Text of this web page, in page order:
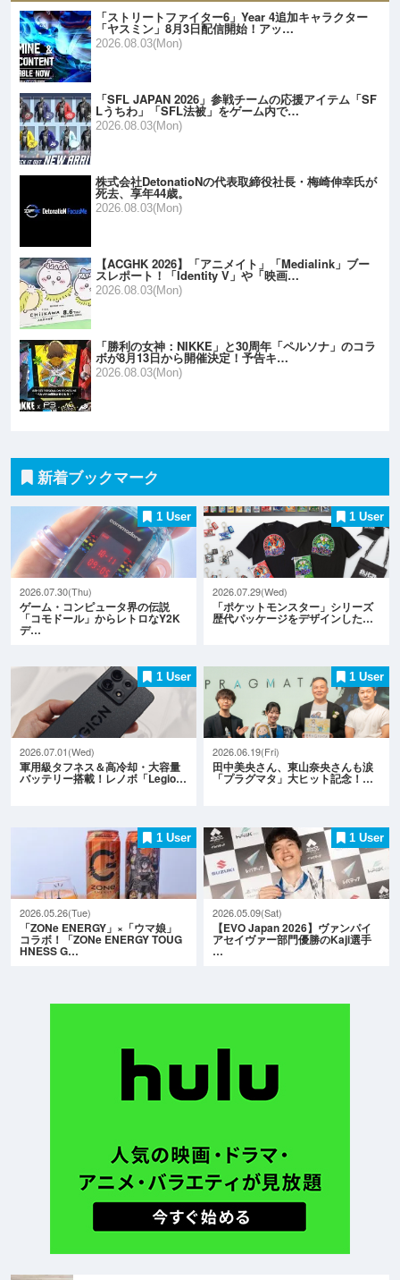
「ストリートファイター6」Year 4追加キャラクター
「ヤスミン」8月3日配信開始！アッ…
2026.08.03(Mon)
「SFL JAPAN 2026」参戦チームの応援アイテム「SF
Lうちわ」「SFL法被」をゲーム内で…
2026.08.03(Mon)
株式会社DetonatioNの代表取締役社長・梅崎伸幸氏が
死去、享年44歳。
2026.08.03(Mon)
【ACGHK 2026】「アニメイト」「Medialink」ブー
スレポート！「Identity V」や「映画…
2026.08.03(Mon)
「勝利の女神：NIKKE」と30周年「ペルソナ」のコラ
ボが8月13日から開催決定！予告キ…
2026.08.03(Mon)
新着ブックマーク
1 User
2026.07.30(Thu)
ゲーム・コンピュータ界の伝説
「コモドール」からレトロなY2K
デ…
1 User
2026.07.29(Wed)
「ポケットモンスター」シリーズ
歴代パッケージをデザインした…
1 User
2026.07.01(Wed)
軍用級タフネス＆高冷却・大容量
バッテリー搭載！レノボ「Legio…
1 User
2026.06.19(Fri)
田中美央さん、東山奈央さんも涙
「プラグマタ」大ヒット記念！…
1 User
2026.05.26(Tue)
「ZONe ENERGY」×「ウマ娘」
コラボ！「ZONe ENERGY TOUG
HNESS G…
1 User
2026.05.09(Sat)
【EVO Japan 2026】ヴァンパイ
アセイヴァー部門優勝のKaji選手
…